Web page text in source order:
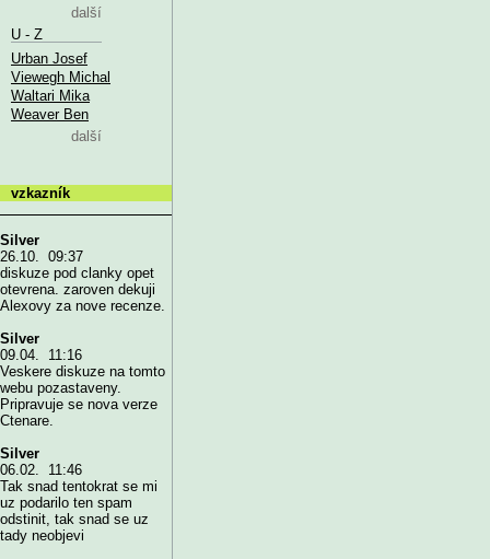
další
U - Z
Urban Josef
Viewegh Michal
Waltari Mika
Weaver Ben
další
vzkazník
Silver
26.10. 09:37
diskuze pod clanky opet
otevrena. zaroven dekuji
Alexovy za nove recenze.
Silver
09.04. 11:16
Veskere diskuze na tomto
webu pozastaveny.
Pripravuje se nova verze
Ctenare.
Silver
06.02. 11:46
Tak snad tentokrat se mi
uz podarilo ten spam
odstinit, tak snad se uz
tady neobjevi